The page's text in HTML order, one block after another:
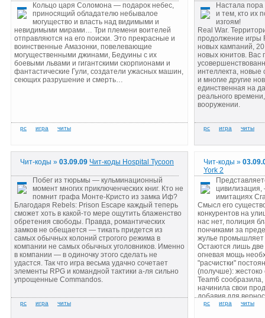
Кольцо царя Соломона — подарок небес,
приносящий обладателю небывалое
могущество и власть над видимыми и
невидимыми мирами… Три племени воителей
отправляются на его поиски. Это прекрасные и
воинственные Амазонки, повелевающие
могущественными джинами, Бедуины с их
боевыми львами и гигантскими скорпионами и
фантастические Гули, создатели ужасных машин,
сеющих разрушение и смерть…
Настала пора
и тем, кто их
изгоям!
Real War.
продолжение игры
новых кампаний,
новых юнитов. Вас
интеллекта,
и многие другие
единственная на
реального
вооружении.
Чит-коды » 03.09.09 Чит-коды Hospital Tycoon
Побег из тюрьмы — кульминационный
момент многих приключенческих книг. Кто не
помнит графа Монте-Кристо из замка Иф?
Благодаря Rebels: Prison Escape каждый теперь
сможет хоть в какой-то мере ощутить блаженство
обретения свободы. Правда, романтических
замков не обещается — тикать придется из
самых обычных колоний строгого режима в
компании не самых обычных уголовников. Именно
в компании — в одиночку этого сделать не
удастся. Так что игра весьма удачно сочетает
элементы RPG и командной тактики а-ля сильно
упрощенные Commandos.
Чит-коды »
York 2
имитациях
Смысл его
конкурентов на
нас нет, полиция
пончиками за
жулье промышляет
Остаются лишь две
огневая мощь
"расчистки"
(получше):
Team6 сообразила,
начинила свои
добавив для
деформацию